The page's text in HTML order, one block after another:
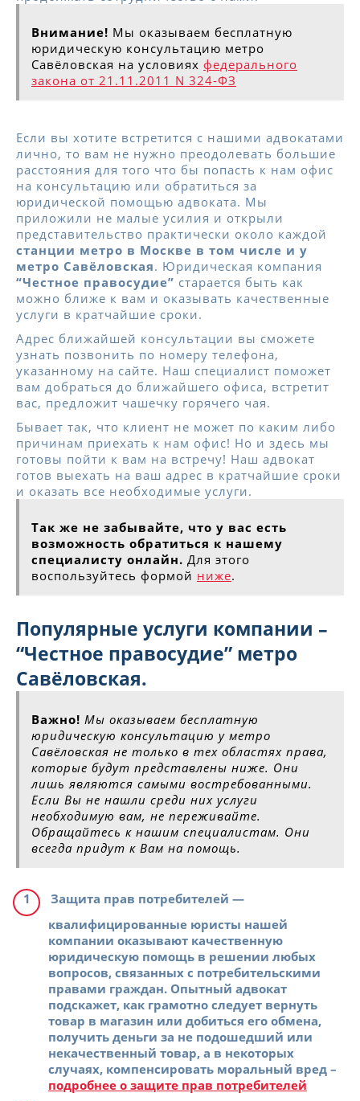
Внимание! Мы оказываем бесплатную
юридическую консультацию метро
Савёловская на условиях федерального
закона от 21.11.2011 N 324-ФЗ
Если вы хотите встретится с нашими адвокатами
лично, то вам не нужно преодолевать большие
расстояния для того что бы попасть к нам офис
на консультацию или обратиться за
юридической помощью адвоката. Мы
приложили не малые усилия и открыли
представительство практически около каждой
станции метро в Москве в том числе и у
метро Савёловская. Юридическая компания
“Честное правосудие” старается быть как
можно ближе к вам и оказывать качественные
услуги в кратчайшие сроки.
Адрес ближайшей консультации вы сможете
узнать позвонить по номеру телефона,
указанному на сайте. Наш специалист поможет
вам добраться до ближайшего офиса, встретит
вас, предложит чашечку горячего чая.
Бывает так, что клиент не может по каким либо
причинам приехать к нам офис! Но и здесь мы
готовы пойти к вам на встречу! Наш адвокат
готов выехать на ваш адрес в кратчайшие сроки
и оказать все необходимые услуги.
Так же не забывайте, что у вас есть
возможность обратиться к нашему
специалисту онлайн. Для этого
воспользуйтесь формой ниже.
Популярные услуги компании –
“Честное правосудие” метро
Савёловская.
Важно! Мы оказываем бесплатную
юридическую консультацию у метро
Савёловская не только в тех областях права,
которые будут представлены ниже. Они
лишь являются самыми востребованными.
Если Вы не нашли среди них услуги
необходимую вам, не переживайте.
Обращайтесь к нашим специалистам. Они
всегда придут к Вам на помощь.
Защита прав потребителей —
квалифицированные юристы нашей
компании оказывают качественную
юридическую помощь в решении любых
вопросов, связанных с потребительскими
правами граждан. Опытный адвокат
подскажет, как грамотно следует вернуть
товар в магазин или добиться его обмена,
получить деньги за не подошедший или
некачественный товар, а в некоторых
случаях, компенсировать моральный вред –
подробнее о защите прав потребителей